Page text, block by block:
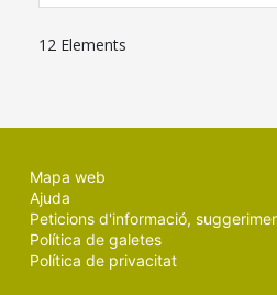
12 Elements
Mapa web
Ajuda
Peticions d'informació,
Política de galetes
Política de privacitat